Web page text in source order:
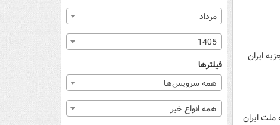
ایران
ملت ایران
مرداد
1405
فیلترها
همه سرویس‌ها
همه انواع خبر